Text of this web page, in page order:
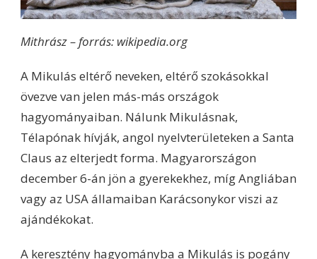
Mithrász – forrás: wikipedia.org
A Mikulás eltérő neveken, eltérő szokásokkal
övezve van jelen más-más országok
hagyományaiban. Nálunk Mikulásnak,
Télapónak hívják, angol nyelvterületeken a Santa
Claus az elterjedt forma. Magyarországon
december 6-án jön a gyerekekhez, míg Angliában
vagy az USA államaiban Karácsonykor viszi az
ajándékokat.
A keresztény hagyományba a Mikulás is pogány